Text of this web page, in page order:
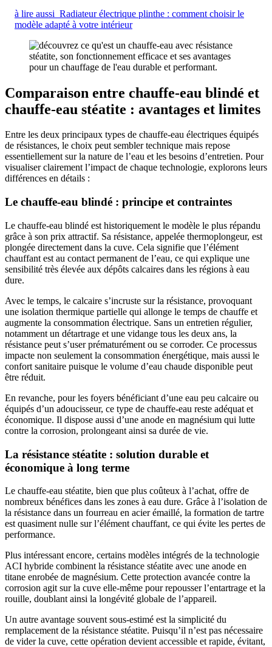
à lire aussi Radiateur électrique plinthe : comment choisir le
modèle adapté à votre intérieur
Comparaison entre chauffe-eau blindé et
chauffe-eau stéatite : avantages et limites
Entre les deux principaux types de chauffe-eau électriques équipés
de résistances, le choix peut sembler technique mais repose
essentiellement sur la nature de l’eau et les besoins d’entretien. Pour
visualiser clairement l’impact de chaque technologie, explorons leurs
différences en détails :
Le chauffe-eau blindé : principe et contraintes
Le chauffe-eau blindé est historiquement le modèle le plus répandu
grâce à son prix attractif. Sa résistance, appelée thermoplongeur, est
plongée directement dans la cuve. Cela signifie que l’élément
chauffant est au contact permanent de l’eau, ce qui explique une
sensibilité très élevée aux dépôts calcaires dans les régions à eau
dure.
Avec le temps, le calcaire s’incruste sur la résistance, provoquant
une isolation thermique partielle qui allonge le temps de chauffe et
augmente la consommation électrique. Sans un entretien régulier,
notamment un détartrage et une vidange tous les deux ans, la
résistance peut s’user prématurément ou se corroder. Ce processus
impacte non seulement la consommation énergétique, mais aussi le
confort sanitaire puisque le volume d’eau chaude disponible peut
être réduit.
En revanche, pour les foyers bénéficiant d’une eau peu calcaire ou
équipés d’un adoucisseur, ce type de chauffe-eau reste adéquat et
économique. Il dispose aussi d’une anode en magnésium qui lutte
contre la corrosion, prolongeant ainsi sa durée de vie.
La résistance stéatite : solution durable et
économique à long terme
Le chauffe-eau stéatite, bien que plus coûteux à l’achat, offre de
nombreux bénéfices dans les zones à eau dure. Grâce à l’isolation de
la résistance dans un fourreau en acier émaillé, la formation de tartre
est quasiment nulle sur l’élément chauffant, ce qui évite les pertes de
performance.
Plus intéressant encore, certains modèles intégrés de la technologie
ACI hybride combinent la résistance stéatite avec une anode en
titane enrobée de magnésium. Cette protection avancée contre la
corrosion agit sur la cuve elle-même pour repousser l’entartrage et la
rouille, doublant ainsi la longévité globale de l’appareil.
Un autre avantage souvent sous-estimé est la simplicité du
remplacement de la résistance stéatite. Puisqu’il n’est pas nécessaire
de vider la cuve, cette opération devient accessible et rapide, évitant,